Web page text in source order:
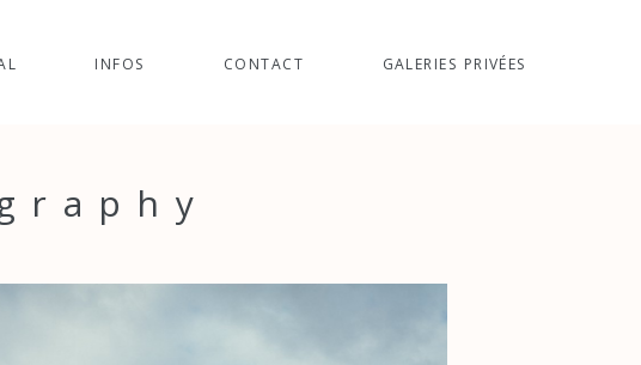
INFOS CONTACT GALERIES PRIVÉES